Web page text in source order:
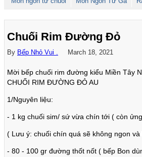
Chuối Rim Đường Đỏ
By Bếp Nhỏ Vui . March 18, 2021
Mời bếp chuối rim đường kiểu Miền Tây
CHUỐI RIM ĐƯỜNG ĐỎ AU
1/Nguyên liệu:
- 1 kg chuối sim/ sứ vừa chín tới ( còn
( Lưu ý: chuối chín quá sẽ không ngon và
- 80 - 100 gr đường thốt nốt ( bếp Bon